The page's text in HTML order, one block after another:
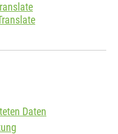
Daten